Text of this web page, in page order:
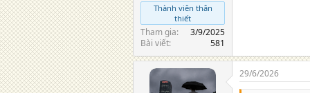
Thành viên thân
thiết
Tham gia
3/9/2025
Bài viết
581
29/6/2026